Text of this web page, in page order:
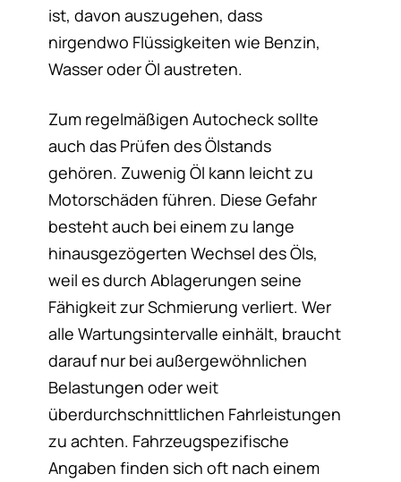
ist, davon auszugehen, dass
nirgendwo Flüssigkeiten wie Benzin,
Wasser oder Öl austreten.
Zum regelmäßigen Autocheck sollte
auch das Prüfen des Ölstands
gehören. Zuwenig Öl kann leicht zu
Motorschäden führen. Diese Gefahr
besteht auch bei einem zu lange
hinausgezögerten Wechsel des Öls,
weil es durch Ablagerungen seine
Fähigkeit zur Schmierung verliert. Wer
alle Wartungsintervalle einhält, braucht
darauf nur bei außergewöhnlichen
Belastungen oder weit
überdurchschnittlichen Fahrleistungen
zu achten. Fahrzeugspezifische
Angaben finden sich oft nach einem